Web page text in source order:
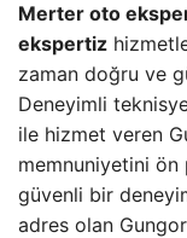
Merter oto
ekspertiz
zaman doğru ve
Deneyimli
ile hizmet veren
memnuniyetini ön
güvenli bir
adres olan